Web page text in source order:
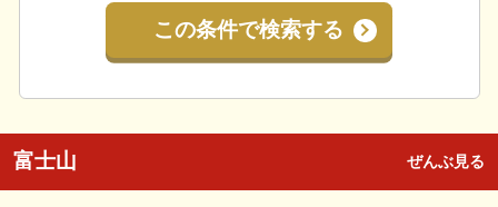
この条件で検索する
富士山 ぜんぶ見る